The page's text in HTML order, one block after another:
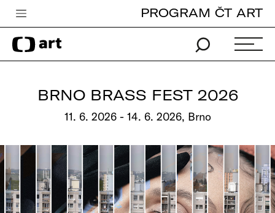
Česká televize
Zpravodajství
Pro děti
edu
Vše o ČT
PROGRAM ČT ART
BRNO BRASS FEST 2026
11. 6. 2026 - 14. 6. 2026, Brno